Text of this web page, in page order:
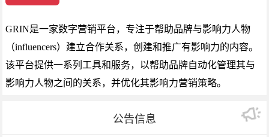
GRIN是一家数字营销平台，专注于帮助品牌与影响力人物
（influencers）建立合作关系，创建和推广有影响力的内容。
该平台提供一系列工具和服务，以帮助品牌自动化管理其与
影响力人物之间的关系，并优化其影响力营销策略。
公告信息